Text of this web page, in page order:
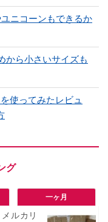
ニコーンもできるか
から小さいサイズも
使ってみたレビュ
一ヶ月
ルカリ